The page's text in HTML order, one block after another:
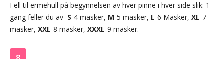
Fell til ermehull på begynnelsen av hver pinne i hver side slik: 1
gang feller du av S-4 masker, M-5 masker, L-6 Masker, XL-7
masker, XXL-8 masker, XXXL-9 masker.